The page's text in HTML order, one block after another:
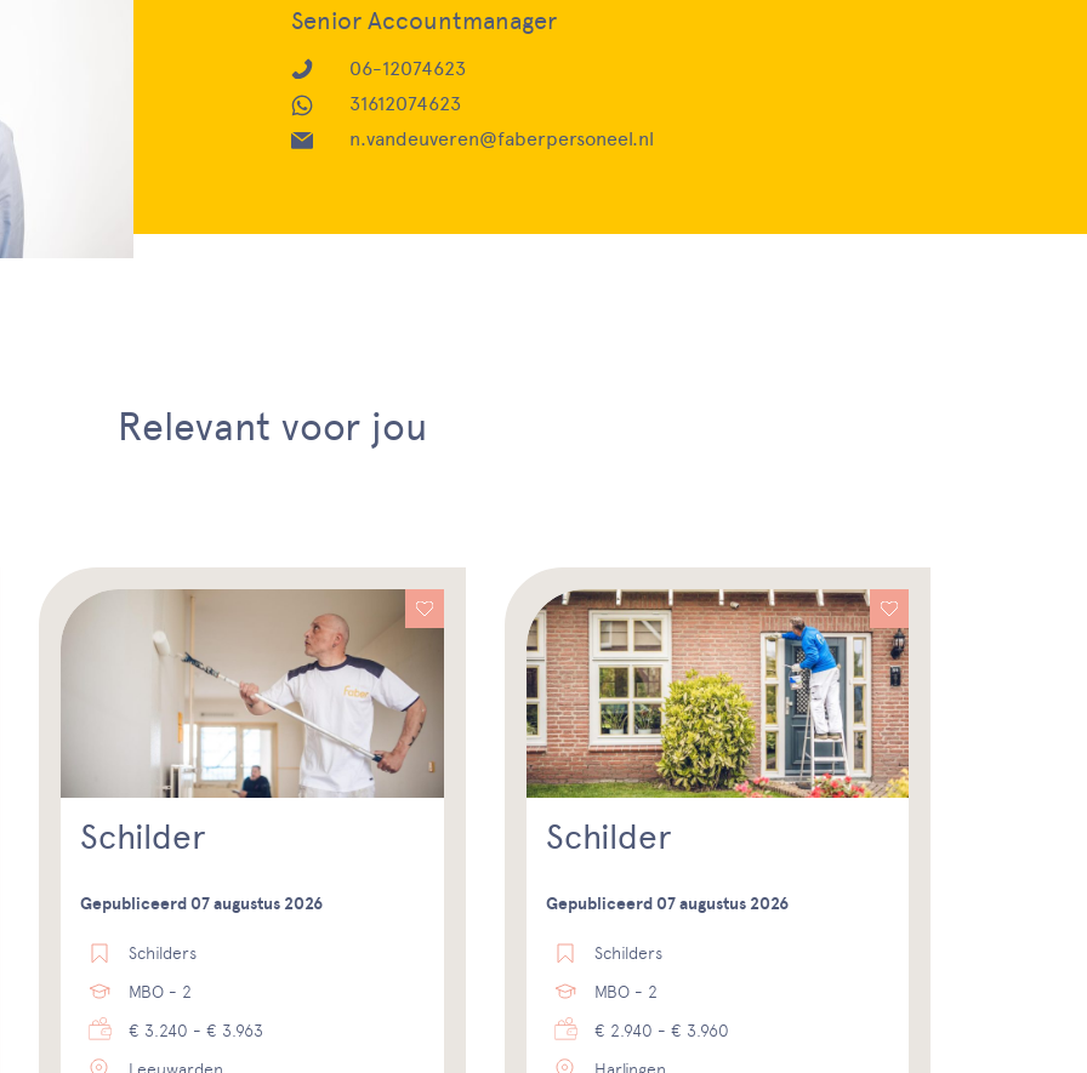
Senior Accountmanager
06-12074623
31612074623
n.vandeuveren@faberpersoneel.nl
Relevant voor jou
Schilder
Gepubliceerd 07 augustus 2026
Schilders
MBO - 2
€ 3.240 - € 3.963
Schilder
Gepubliceerd 07 augustus 2026
Schilders
MBO - 2
€ 2.940 - € 3.960